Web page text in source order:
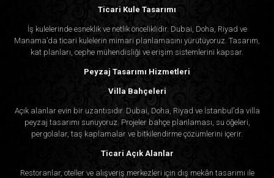
Ticari Kule Tasarımı
İş kulelerinde esneklik ve netlik önceliklidir. Dubai, Doha, Riyad ve
Manama’da ticari kulelerin mimari planlamasını yürütüyoruz. Tasarım,
kat planları, cephe mühendisliği ve erişim sistemlerini kapsar.
Peyzaj Tasarımı Hizmetleri
Villa Bahçeleri
Açık alanlar evin bir uzantısıdır. Dubai, Doha, Riyad ve İstanbul’da villa
peyzaj tasarımı sunuyoruz. Projeler bahçe planlaması, su öğeleri,
pergolalar, taş kaplamalar ve bitkilendirme çözümlerini içerir.
Ticari Açık Alanlar
Restoranlar, oteller ve alışveriş merkezleri için dış mekân tasarımı ile